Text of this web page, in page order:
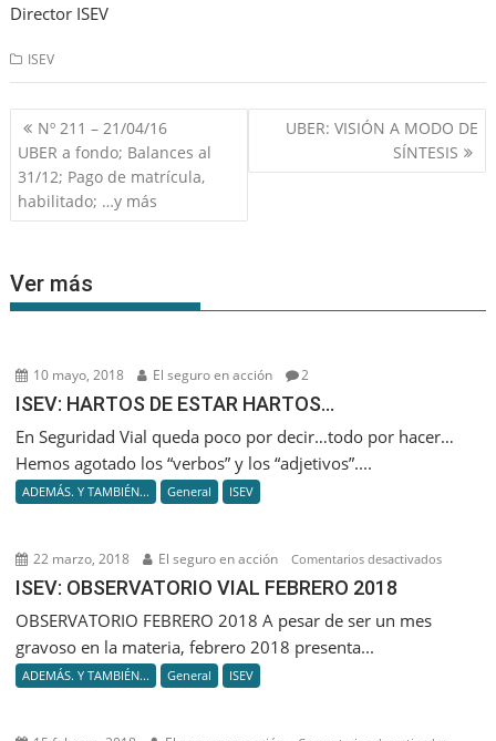
Director ISEV
ISEV
Navegación
de
entradas
Nº 211 – 21/04/16
UBER a fondo; Balances al
31/12; Pago de matrícula,
habilitado; …y más
UBER: VISIÓN A MODO DE
SÍNTESIS
Ver más
10 mayo, 2018 El seguro en acción 2
ISEV: HARTOS DE ESTAR HARTOS…
En Seguridad Vial queda poco por decir…todo por hacer…
Hemos agotado los “verbos” y los “adjetivos”....
ADEMÁS. Y TAMBIÉN... General ISEV
22 marzo, 2018 El seguro en acción Comentarios desactivadosen
ISEV: OBSERVATORIO VIAL FEBRERO 2018
OBSERVATORIO FEBRERO 2018 A pesar de ser un mes
gravoso en la materia, febrero 2018 presenta...
ADEMÁS. Y TAMBIÉN... General ISEV